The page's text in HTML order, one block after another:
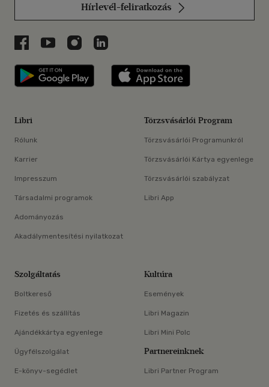
Hírlevél-feliratkozás
Libri a Facebookon
Libri a Youtube-on
Libri az Instagramon
Libri a LinkedInen
Libri applikáció Szerezd meg: Google
Libri
Rólunk
Karrier
Impresszum
Társadalmi programok
Adományozás
Akadálymentesítési nyilatkozat
Törzsvásárlói Program
Törzsvásárlói Programunkról
Törzsvásárlói Kártya egyenlege
Törzsvásárlói szabályzat
Libri App
Szolgáltatás
Boltkereső
Fizetés és szállítás
Ajándékkártya egyenlege
Ügyfélszolgálat
E-könyv-segédlet
Kultúra
Események
Libri Magazin
Libri Mini Polc
Partnereinknek
Libri Partner Program